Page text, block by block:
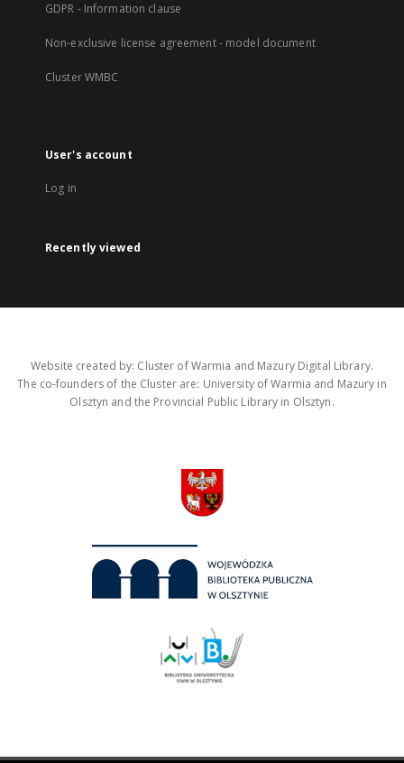
GDPR - Information clause
Non-exclusive license agreement - model document
Cluster WMBC
User's account
Log in
Recently viewed
Website created by: Cluster of Warmia and Mazury Digital Library.
The co-founders of the Cluster are: University of Warmia and Mazury in
Olsztyn and the Provincial Public Library in Olsztyn.